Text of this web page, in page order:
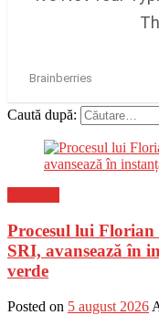
Caută după:
Procesul lui
SRI, avansează în
verde
Posted on 5 august 2026